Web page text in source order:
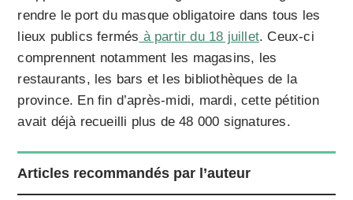
rendre le port du masque obligatoire dans tous les
lieux publics fermés à partir du 18 juillet. Ceux-ci
comprennent notamment les magasins, les
restaurants, les bars et les bibliothèques de la
province. En fin d’après-midi, mardi, cette pétition
avait déjà recueilli plus de 48 000 signatures.
Articles recommandés par l’auteur